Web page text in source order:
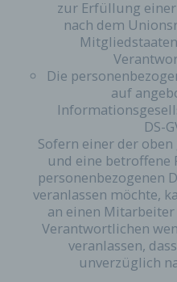
zur Erfüllung
nach dem
Die
auf
DS-
Sofern einer der
und eine betroffene
personenbezogenen
veranlassen möchte,
an einen
Verantwortlichen
veranlassen,
unverzüglich
Die Internetseite enthält
Vorschriften
elektronische
Unternehmen
Kommunikation mit
ebenfalls eine
sogenannten
Adresse) umfasst.
per E-Mail oder über
Kontakt mit dem
Verantwortlichen
betroffenen
gespeichert. Solche auf